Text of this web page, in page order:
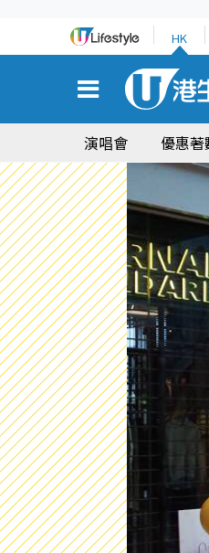
HK
演唱會 優惠著